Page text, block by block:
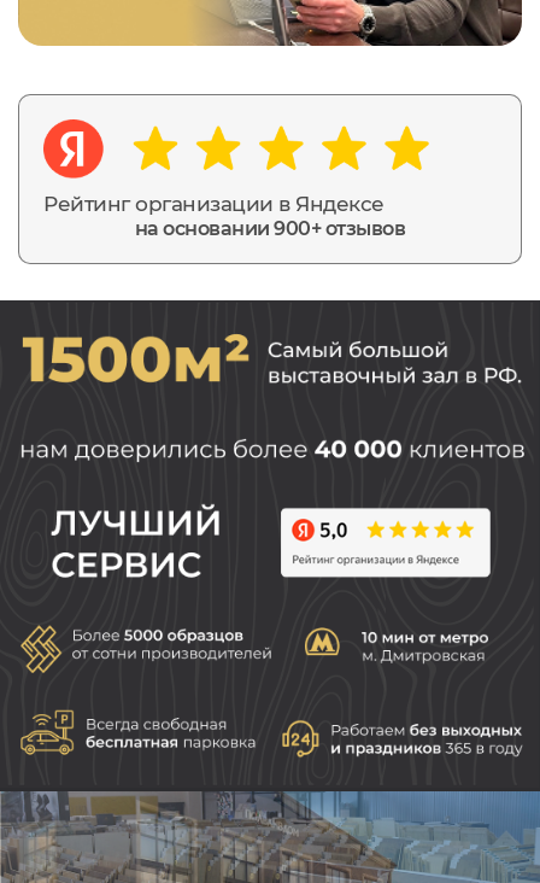
Рейтинг организации в Яндексе
на основании 900+ отзывов